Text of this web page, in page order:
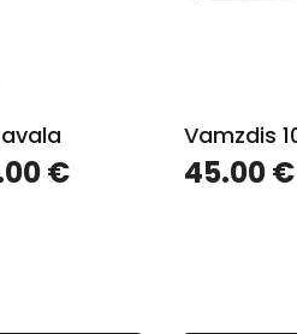
€
Vamzdis
45.00€